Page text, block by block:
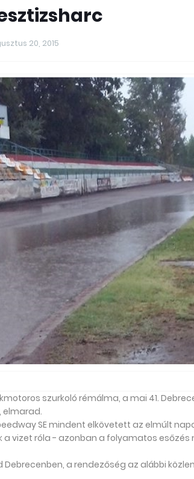
20, 2015
szurkoló rémálma, a mai 41.
elmarad.
SE mindent elkövetett az elmúlt
vizet róla - azonban a folyamatos esőzés
Debrecenben, a rendezőség az alábbi